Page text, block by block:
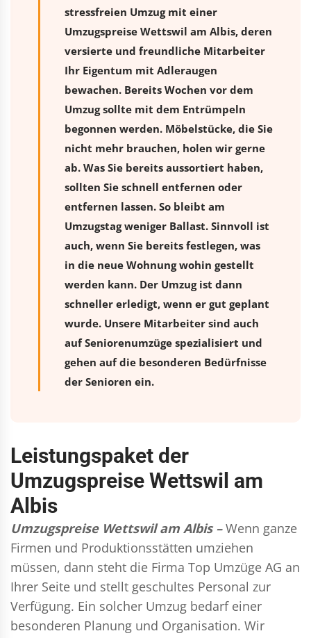
stressfreien Umzugmit einer
Umzugspreise Wettswil am Albis, deren
versierte und freundliche Mitarbeiter
Ihr Eigentum mit Adleraugen
bewachen. Bereits Wochen vor dem
Umzug sollte mit dem Entrümpeln
begonnen werden. Möbelstücke, die Sie
nicht mehr brauchen, holen wir gerne
ab. Was Sie bereits aussortiert haben,
sollten Sie schnell entfernen oder
entfernen lassen. So bleibt am
Umzugstag weniger Ballast. Sinnvoll ist
auch, wenn Sie bereits festlegen, was
in die neue Wohnung wohin gestellt
werden kann. Der Umzug ist dann
schneller erledigt, wenn er gut geplant
wurde. Unsere Mitarbeiter sind auch
auf Seniorenumzüge spezialisiert und
gehen auf die besonderen Bedürfnisse
der Senioren ein.
Leistungspaket der
Umzugspreise Wettswil am
Albis
Umzugspreise Wettswil am Albis – Wenn ganze
Firmen und Produktionsstätten umziehen
müssen, dann steht die Firma Top Umzüge AG an
Ihrer Seite und stellt geschultes Personal zur
Verfügung. Ein solcher Umzug bedarf einer
besonderen Planung und Organisation. Wir